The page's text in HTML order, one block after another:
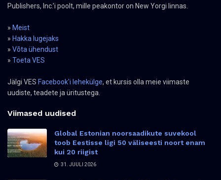
Publishers, Inc.’i poolt, mille peakontor on New Yorgi linnas.
» Meist
» Hakka lugejaks
» Võta ühendust
» Toeta VES
Jälgi VES Facebook'i lehekülge, et kursis olla meie viimaste
uudiste, teadete ja üritustega.
Viimased uudised
Global Estonian noorsaadikute suvekool
toob Eestisse ligi 50 väliseesti noort enam
kui 20 riigist
31. JUULI 2026